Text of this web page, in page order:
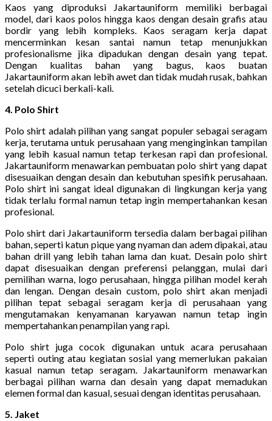
Kaos yang diproduksi Jakartauniform memiliki berbagai
model, dari kaos polos hingga kaos dengan desain grafis atau
bordir yang lebih kompleks. Kaos seragam kerja dapat
mencerminkan kesan santai namun tetap menunjukkan
profesionalisme jika dipadukan dengan desain yang tepat.
Dengan kualitas bahan yang bagus, kaos buatan
Jakartauniform akan lebih awet dan tidak mudah rusak, bahkan
setelah dicuci berkali-kali.
4. Polo Shirt
Polo shirt adalah pilihan yang sangat populer sebagai seragam
kerja, terutama untuk perusahaan yang menginginkan tampilan
yang lebih kasual namun tetap terkesan rapi dan profesional.
Jakartauniform menawarkan pembuatan polo shirt yang dapat
disesuaikan dengan desain dan kebutuhan spesifik perusahaan.
Polo shirt ini sangat ideal digunakan di lingkungan kerja yang
tidak terlalu formal namun tetap ingin mempertahankan kesan
profesional.
Polo shirt dari Jakartauniform tersedia dalam berbagai pilihan
bahan, seperti katun pique yang nyaman dan adem dipakai, atau
bahan drill yang lebih tahan lama dan kuat. Desain polo shirt
dapat disesuaikan dengan preferensi pelanggan, mulai dari
pemilihan warna, logo perusahaan, hingga pilihan model kerah
dan lengan. Dengan desain custom, polo shirt akan menjadi
pilihan tepat sebagai seragam kerja di perusahaan yang
mengutamakan kenyamanan karyawan namun tetap ingin
mempertahankan penampilan yang rapi.
Polo shirt juga cocok digunakan untuk acara perusahaan
seperti outing atau kegiatan sosial yang memerlukan pakaian
kasual namun tetap seragam. Jakartauniform menawarkan
berbagai pilihan warna dan desain yang dapat memadukan
elemen formal dan kasual, sesuai dengan identitas perusahaan.
5. Jaket